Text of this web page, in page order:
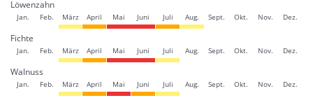
Löwenzahn
Jan. Feb. März April Mai Juni Juli Aug. Sept. Okt. Nov. Dez.
Fichte
Jan. Feb. März April Mai Juni Juli Aug. Sept. Okt. Nov. Dez.
Walnuss
Jan. Feb. März April Mai Juni Juli Aug. Sept. Okt. Nov. Dez.